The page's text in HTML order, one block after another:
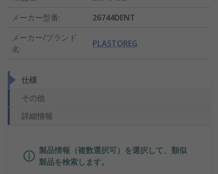
メーカー型番:
26744DENT
メーカー/ブランド
名:
PLASTOREG
仕様
その他
詳細情報
製品情報（複数選択可）を選択して、類似
製品を検索します。